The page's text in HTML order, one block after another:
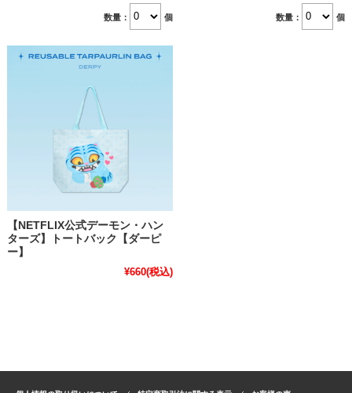
数量： 個 数量： 個
【NETFLIX公式デーモン・ハン
ターズ】トートバック【ダーピ
ー】
¥660(税込)